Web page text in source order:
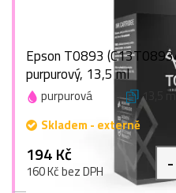
Epson T0893
purpurový, 13,5 ml
purpurová 13,5
Skladem - externě
194 Kč
160 Kč bez DPH -